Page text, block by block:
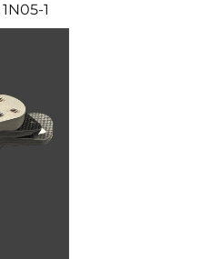
1N05-1 پای ساچ با پاشنه نرم (EP)